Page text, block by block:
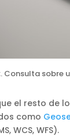
. Consulta sobre
el resto de
como
WCS, WFS).